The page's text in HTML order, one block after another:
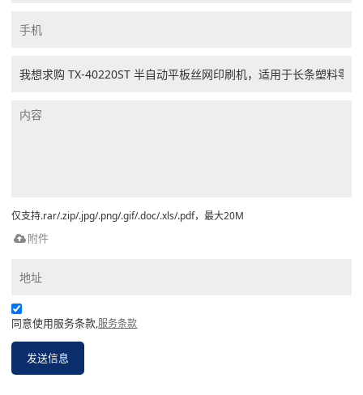
仅支持.rar/.zip/.jpg/.png/.gif/.doc/.xls/.pdf，最大20M
附件
同意使用服务条款,服务条款
发送信息